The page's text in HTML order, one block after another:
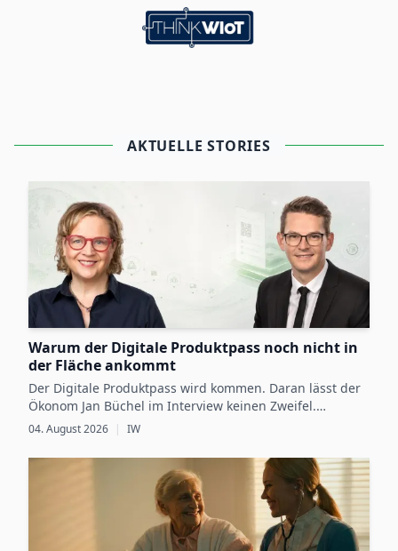
AKTUELLE STORIES
Warum der Digitale Produktpass noch nicht in
der Fläche ankommt
Der Digitale Produktpass wird kommen. Daran lässt der
Ökonom Jan Büchel im Interview keinen Zweifel.
Dennoch besteht zwischen den regulatorischen
Vorgaben, die ab 2027 schrittweise für einzelne
Produktgruppen verbindlich werden, und der
betrieblichen Vorbereitung darauf weiterhin eine Lücke.
04. August 2026 | IW